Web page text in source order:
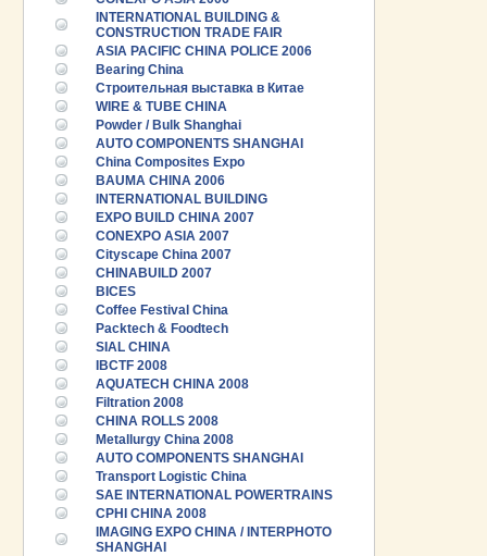
INTERNATIONAL BUILDING &
CONSTRUCTION TRADE FAIR
ASIA PACIFIC CHINA POLICE 2006
Bearing China
Строительная выставка в Китае
WIRE & TUBE CHINA
Powder / Bulk Shanghai
AUTO COMPONENTS SHANGHAI
China Composites Expo
BAUMA CHINA 2006
INTERNATIONAL BUILDING
EXPO BUILD CHINA 2007
CONEXPO ASIA 2007
Cityscape China 2007
CHINABUILD 2007
BICES
Coffee Festival China
Packtech & Foodtech
SIAL CHINA
IBCTF 2008
AQUATECH CHINA 2008
Filtration 2008
CHINA ROLLS 2008
Metallurgy China 2008
AUTO COMPONENTS SHANGHAI
Transport Logistic China
SAE INTERNATIONAL POWERTRAINS
CPHI CHINA 2008
IMAGING EXPO CHINA / INTERPHOTO
SHANGHAI